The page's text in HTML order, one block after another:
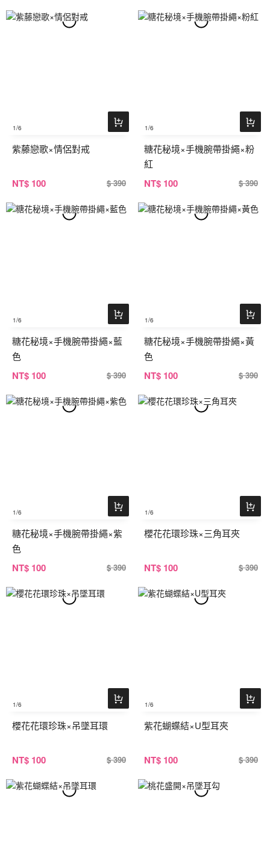
1/6
紫藤戀歌×情侶對戒
NT$ 100 $ 390
1/6
糖花秘境×手機腕帶掛繩×粉
紅
NT$ 100 $ 390
1/6
糖花秘境×手機腕帶掛繩×藍
色
NT$ 100 $ 390
1/6
糖花秘境×手機腕帶掛繩×黃
色
NT$ 100 $ 390
1/6
糖花秘境×手機腕帶掛繩×紫
色
NT$ 100 $ 390
1/6
櫻花花環珍珠×三角耳夾
NT$ 100 $ 390
1/6
櫻花花環珍珠×吊墜耳環
NT$ 100 $ 390
1/6
紫花蝴蝶結×U型耳夾
NT$ 100 $ 390